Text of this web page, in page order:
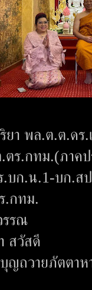
า พล.ต.ต.ดร.
ร.กทม.(ภาคป
.บก.น.1-บก.ส
.กทม.
รรณ
สวัสดี
ญถวายภัตตาห